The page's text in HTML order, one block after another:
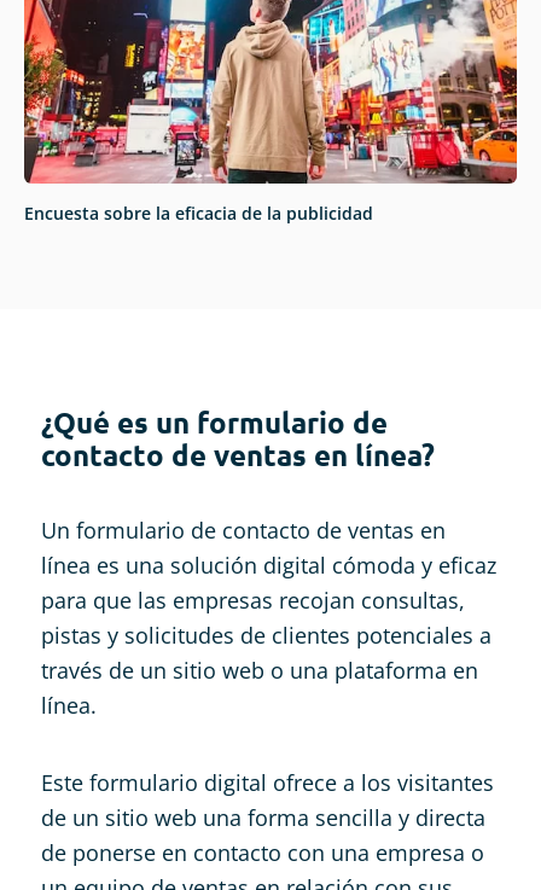
Encuesta sobre la eficacia de la publicidad
¿Qué es un formulario de
contacto de ventas en línea?
Un formulario de contacto de ventas en
línea es una solución digital cómoda y eficaz
para que las empresas recojan consultas,
pistas y solicitudes de clientes potenciales a
través de un sitio web o una plataforma en
línea.
Este formulario digital ofrece a los visitantes
de un sitio web una forma sencilla y directa
de ponerse en contacto con una empresa o